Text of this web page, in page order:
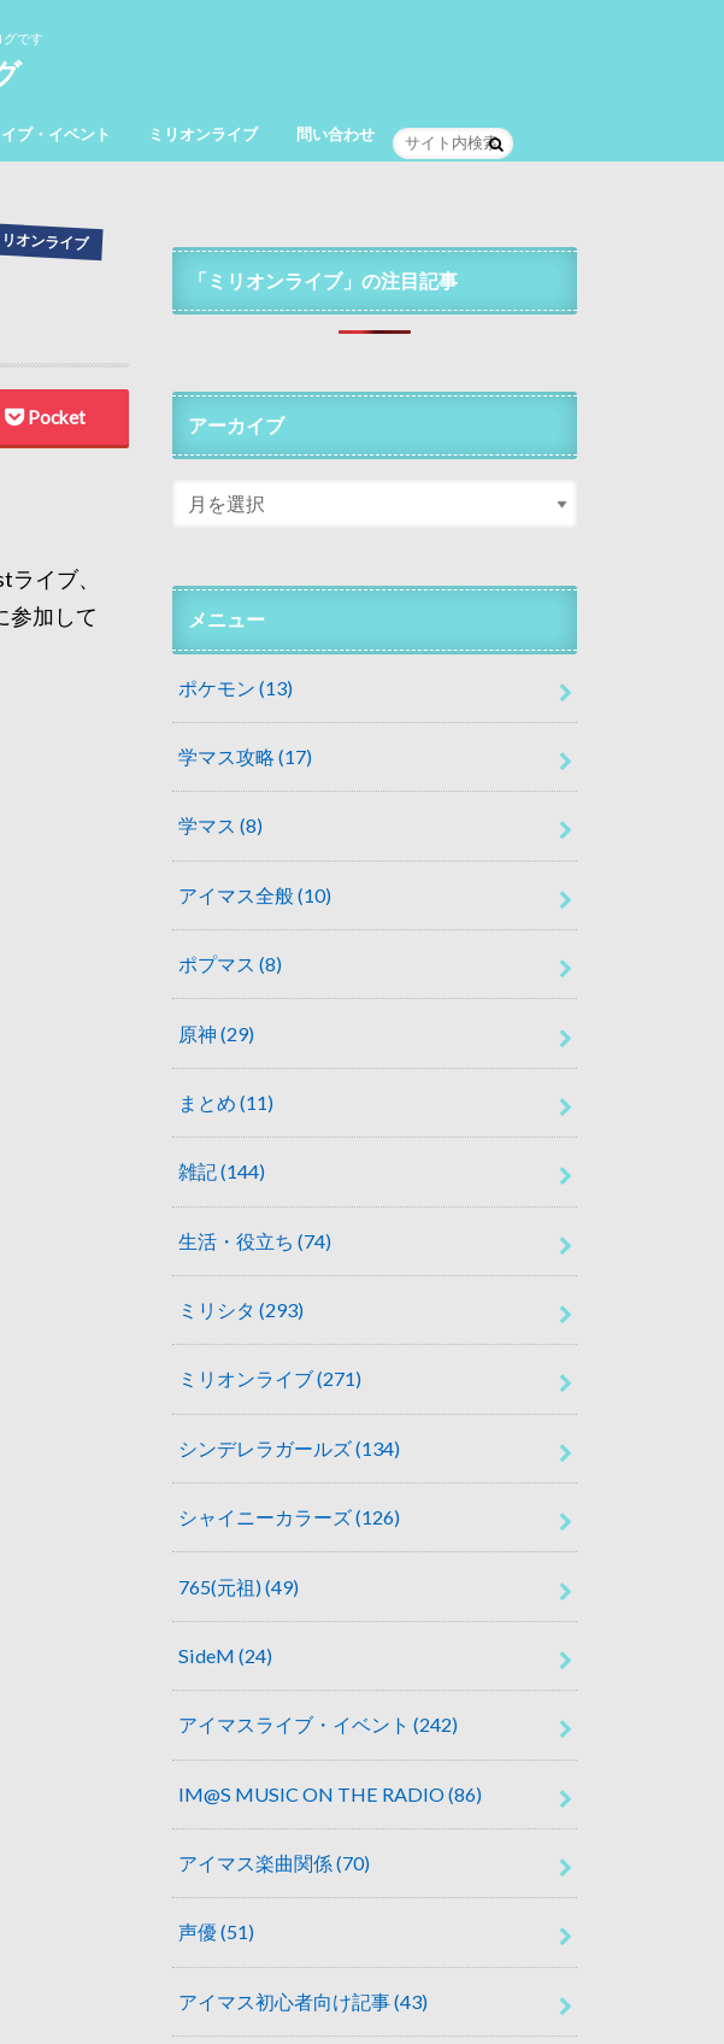
です
ブ・イベント ミリオンライブ 問い合わせ
リオンライブ
Pocket
イブ、
参加して
「ミリオンライブ」の注目記事
アーカイブ
メニュー
ポケモン (13)
学マス攻略 (17)
学マス (8)
アイマス全般(10)
ポプマス (8)
原神 (29)
まとめ (11)
雑記(144)
生活・役立ち (74)
ミリシタ (293)
ミリオンライブ(271)
シンデレラガールズ(134)
シャイニーカラーズ(126)
765(元祖)(49)
SideM (24)
アイマスライブ・イベント (242)
IM@S MUSIC ON THE RADIO(86)
アイマス楽曲関係(70)
声優(51)
アイマス初心者向け記事(43)